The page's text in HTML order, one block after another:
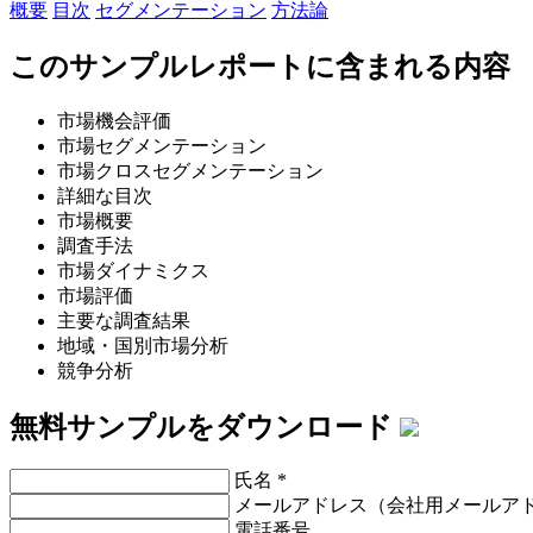
概要 目次 セグメンテーション 方法論
このサンプルレポートに含まれる内容
市場機会評価
市場セグメンテーション
市場クロスセグメンテーション
詳細な目次
市場概要
調査手法
市場ダイナミクス
市場評価
主要な調査結果
地域・国別市場分析
競争分析
無料サンプルをダウンロード
氏名 *
メールアドレス（会社用メールア